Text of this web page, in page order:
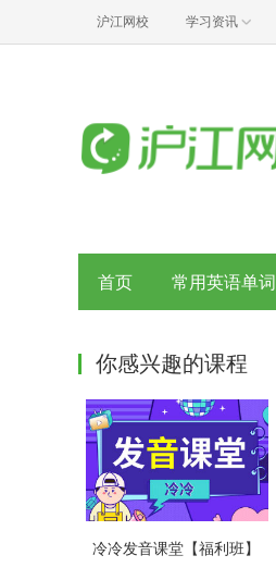
沪江网校 学习资讯
首页 常用英语单词
你感兴趣的课程
冷冷发音课堂【福利班】